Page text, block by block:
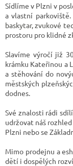
Sídlíme v Plzni v
a vlastní parkoviště
baskytar, zvukové
prostoru pro klidné
Slavíme výročí již
krámku Kateřinou a
a stěhování do
městských
dodnes.
Své znalosti rádi
udržovat náš
Plzni nebo se
Mimo prodejnu a
dětí i dospělých